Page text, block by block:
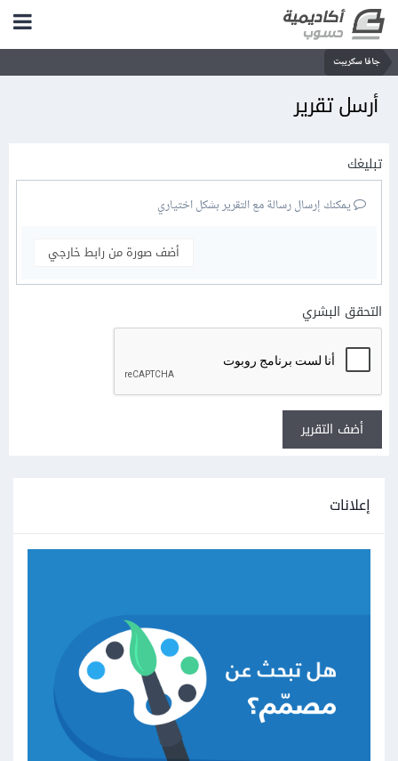
جافا سكريبت
أرسل تقرير
تبليغك
يمكنك إرسال رسالة مع التقرير بشكل اختياري
أضف صورة من رابط خارجي
التحقق البشري
أضف التقرير
إعلانات